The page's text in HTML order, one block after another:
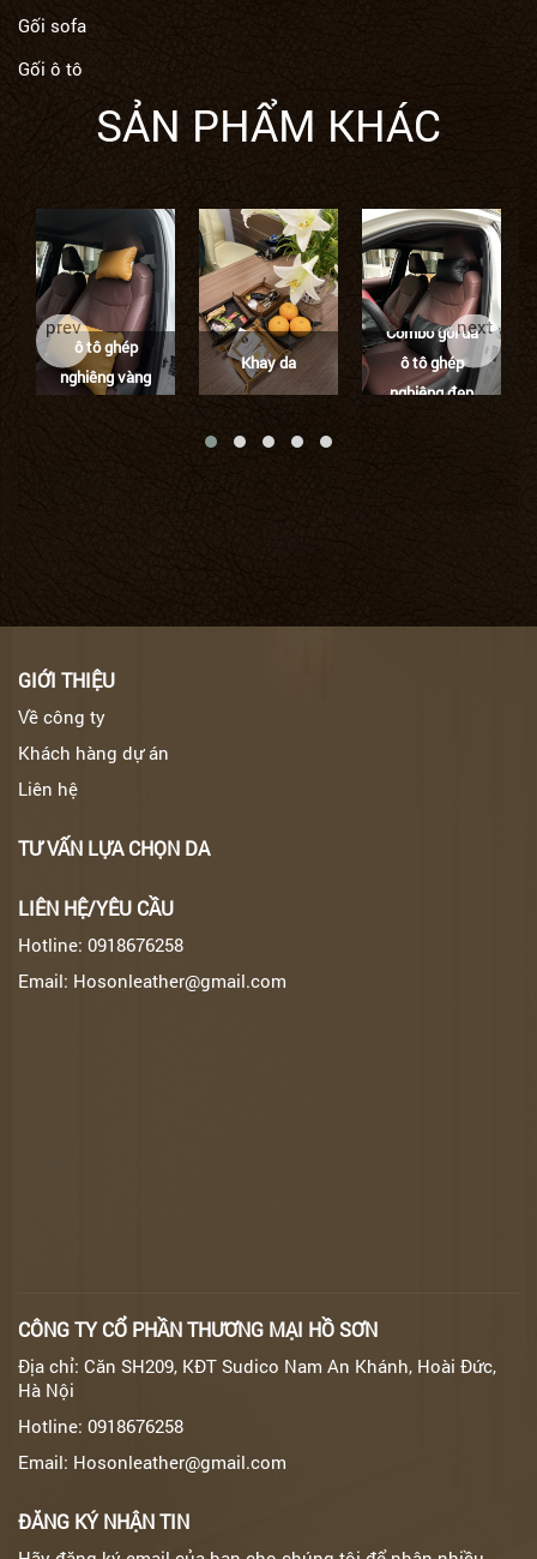
Gối sofa
Gối ô tô
SẢN PHẨM KHÁC
Combo gối da
ô tô ghép
nghiêng vàng
Khay da
Combo gối da
ô tô ghép
nghiêng đen
prev next
GIỚI THIỆU
Về công ty
Khách hàng dự án
Liên hệ
TƯ VẤN LỰA CHỌN DA
LIÊN HỆ/YÊU CẦU
Hotline: 0918676258
Email: Hosonleather@gmail.com
CÔNG TY CỔ PHẦN THƯƠNG MẠI HỒ SƠN
Địa chỉ: Căn SH209, KĐT Sudico Nam An Khánh, Hoài Đức,
Hà Nội
Hotline: 0918676258
Email: Hosonleather@gmail.com
ĐĂNG KÝ NHẬN TIN